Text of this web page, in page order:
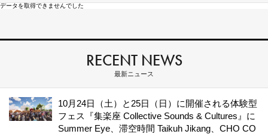
データを取得できませんでした
RECENT NEWS
最新ニュース
10月24日（土）と25日（日）に開催される体験型
フェス『集楽座 Collective Sounds & Cultures』に
Summer Eye、滞空時間 Taikuh Jikang、CHO CO